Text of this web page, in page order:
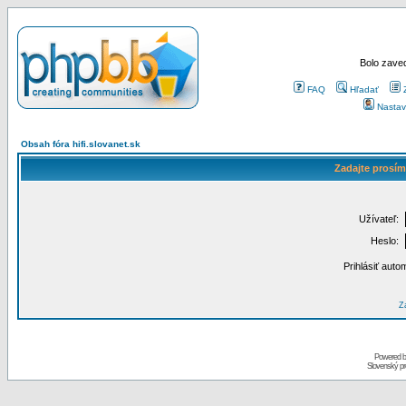
Bolo
FAQ Hľadať
Obsah fóra hifi.slovanet.sk
Zadajte
Užívateľ:
Heslo:
Prihlásiť
Powered
Slovenský